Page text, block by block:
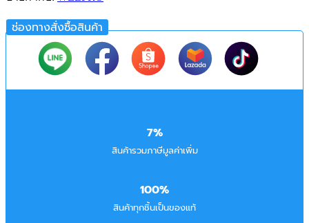
ช่องทางสั่งซื้อสินค้า
7%
สินค้ารวมภาษีมูลค่าเพิ่ม
100%
สินค้าทุกชิ้นเป็นของแท้